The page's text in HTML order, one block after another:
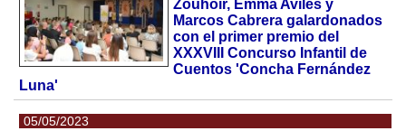
Zouhoir, Emma Avilés y
Marcos Cabrera galardonados
con el primer premio del
XXXVIII Concurso Infantil de
Cuentos 'Concha Fernández
Luna'
05/05/2023